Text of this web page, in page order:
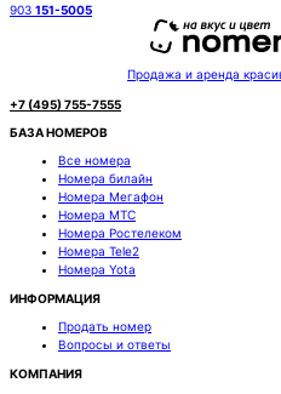
903 151-5005
Продажа и аренда
+7 (495) 755-7555
БАЗА НОМЕРОВ
Все номера
Номера билайн
Номера Мегафон
Номера МТС
Номера Ростелеком
Номера Tele2
Номера Yota
ИНФОРМАЦИЯ
Продать номер
Вопросы и ответы
КОМПАНИЯ